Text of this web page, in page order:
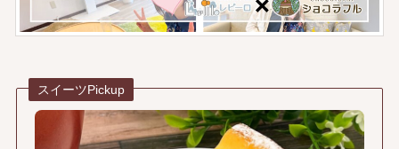
スイーツPickup